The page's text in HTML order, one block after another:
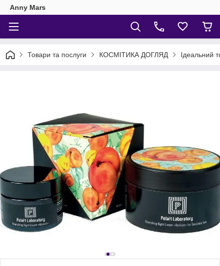
Anny Mars
Товари та послуги КОСМІТИКА ДОГЛЯД Ідеальний